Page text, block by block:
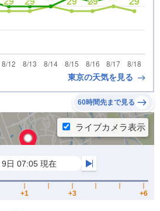
東京の天気を見る
60時間先まで見る